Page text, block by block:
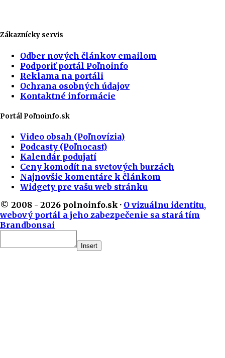
Zákaznícky servis
Odber nových článkov emailom
Podporiť portál Poľnoinfo
Reklama na portáli
Ochrana osobných údajov
Kontaktné informácie
Portál Poľnoinfo.sk
Video obsah (Poľnovízia)
Podcasty (Poľnocast)
Kalendár podujatí
Ceny komodít na svetových burzách
Najnovšie komentáre k článkom
Widgety pre vašu web stránku
© 2008 - 2026 polnoinfo.sk · O vizuálnu identitu,
webový portál a jeho zabezpečenie sa stará tím
Brandbonsai
Insert